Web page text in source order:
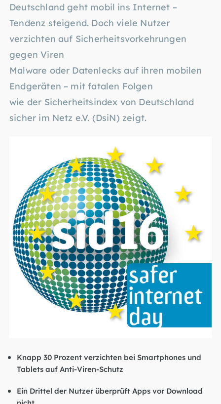
Deutschland geht mobil ins Internet –
Tendenz steigend. Doch viele Nutzer
verzichten auf Sicherheitsvorkehrungen
gegen Viren
Malware oder Datenlecks auf ihren mobilen
Endgeräten – mit fatalen Folgen
wie der Sicherheitsindex von Deutschland
sicher im Netz e.V. (DsiN) zeigt.
Knapp 30 Prozent verzichten bei Smartphones und
Tablets auf Anti-Viren-Schutz
Ein Drittel der Nutzer überprüft Apps vor Download